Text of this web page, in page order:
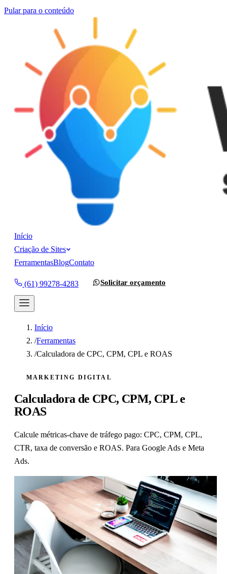
Pular para o conteúdo
Início
Criação de Sites
FerramentasBlogContato
(61) 99278-4283 Solicitar orçamento
Início
/Ferramentas
/Calculadora de CPC, CPM, CPL e ROAS
MARKETING DIGITAL
Calculadora de CPC, CPM, CPL e
ROAS
Calcule métricas-chave de tráfego pago: CPC, CPM, CPL,
CTR, taxa de conversão e ROAS. Para Google Ads e Meta
Ads.